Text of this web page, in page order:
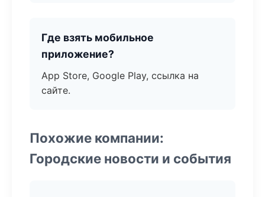
Где взять мобильное
приложение?
App Store, Google Play, ссылка на
сайте.
Похожие компании:
Городские новости и события